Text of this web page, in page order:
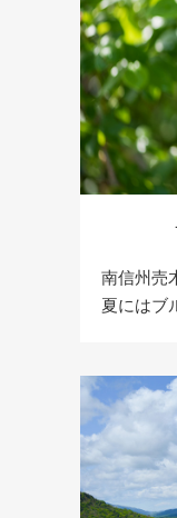
南信州売
夏にはブ